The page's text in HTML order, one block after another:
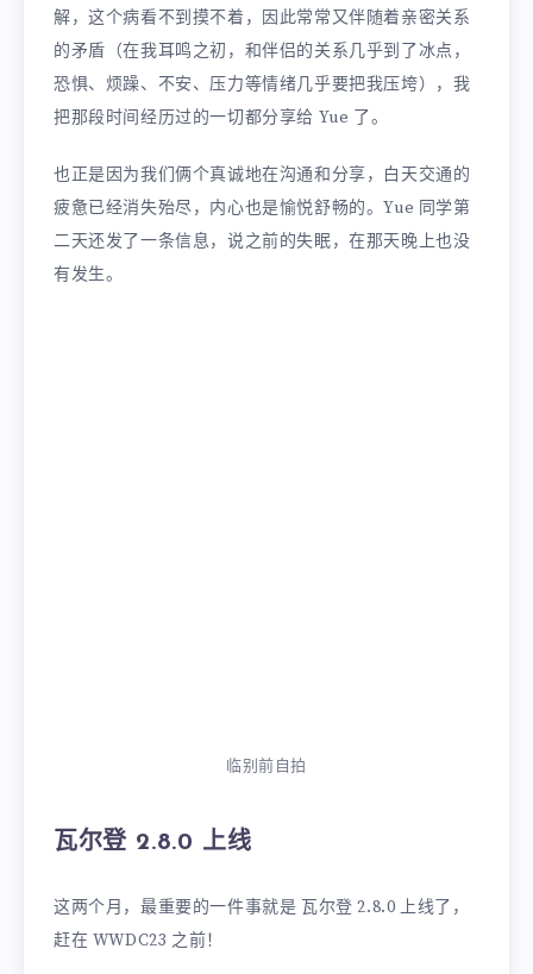
解，这个病看不到摸不着，因此常常又伴随着亲密关系
的矛盾（在我耳鸣之初，和伴侣的关系几乎到了冰点，
恐惧、烦躁、不安、压力等情绪几乎要把我压垮），我
把那段时间经历过的一切都分享给 Yue 了。
也正是因为我们俩个真诚地在沟通和分享，白天交通的
疲惫已经消失殆尽，内心也是愉悦舒畅的。Yue 同学第
二天还发了一条信息，说之前的失眠，在那天晚上也没
有发生。
临别前自拍
瓦尔登 2.8.0 上线
这两个月，最重要的一件事就是 瓦尔登 2.8.0 上线了，
赶在 WWDC23 之前！